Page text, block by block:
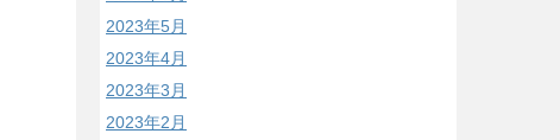
2023年5月
2023年4月
2023年3月
2023年2月